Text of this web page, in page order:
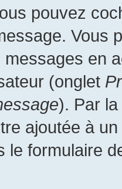
pouvez
Vous
en
(onglet
). Par
ajoutée à
le formulaire